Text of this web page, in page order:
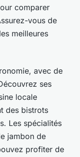
comparer
vous de
meilleures
avec de
ses
locale
des bistrots
Les spécialités
jambon de
profiter de